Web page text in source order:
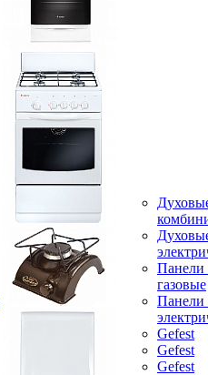
Панели
газовые
Панели
Gefest
Gefest
Gefest